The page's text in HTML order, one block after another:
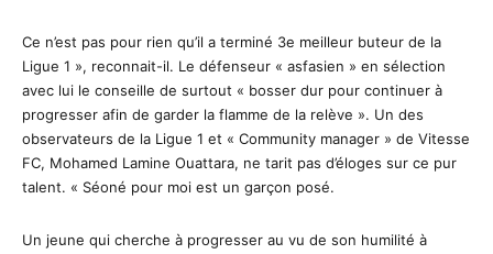
Ce n’est pas pour rien qu’il a terminé 3e meilleur buteur de la
Ligue 1 », reconnait-il. Le défenseur « asfasien » en sélection
avec lui le conseille de surtout « bosser dur pour continuer à
progresser afin de garder la flamme de la relève ». Un des
observateurs de la Ligue 1 et « Community manager » de Vitesse
FC, Mohamed Lamine Ouattara, ne tarit pas d’éloges sur ce pur
talent. « Séoné pour moi est un garçon posé.
Un jeune qui cherche à progresser au vu de son humilité à